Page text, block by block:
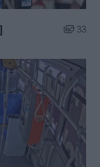
Liczba
33